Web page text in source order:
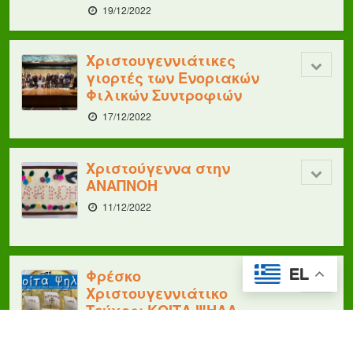
19/12/2022
Χριστουγεννιάτικες
γιορτές των Ενοριακών
Φιλικών Συντροφιών
17/12/2022
Χριστούγεννα στην
ΑΝΑΠΝΟΗ
11/12/2022
Φρέσκο
Χριστουγεννιάτικο
Τεύχος: ΚΟΙΤΑ ΨΗΛΑ
EL